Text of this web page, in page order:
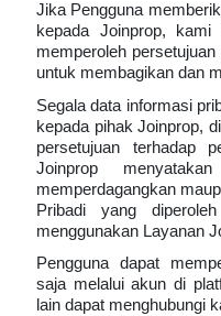
Jika Pengguna
kepada Joinprop, kami
memperoleh
untuk membagikan dan
Segala data informasi
kepada pihak Joinprop,
persetujuan terhadap
Joinprop
memperdagangkan
Pribadi yang
menggunakan Layanan
Pengguna dapat
saja melalui akun di
lain dapat menghubungi